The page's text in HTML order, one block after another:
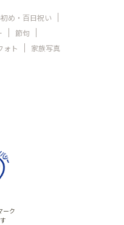
め・百日祝い
節句
ォト 家族写真
ーク